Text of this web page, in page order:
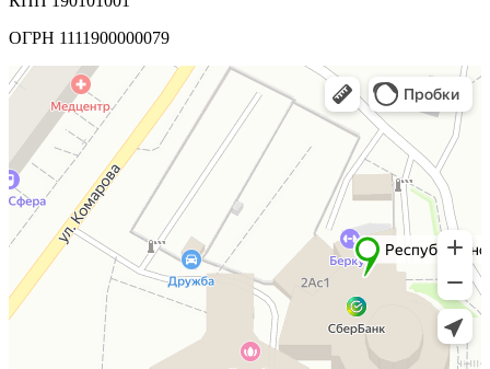
ОГРН 1111900000079